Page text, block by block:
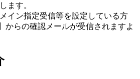
ます。
イン指定受信等を設定している方
からの確認メールが受信されますよ